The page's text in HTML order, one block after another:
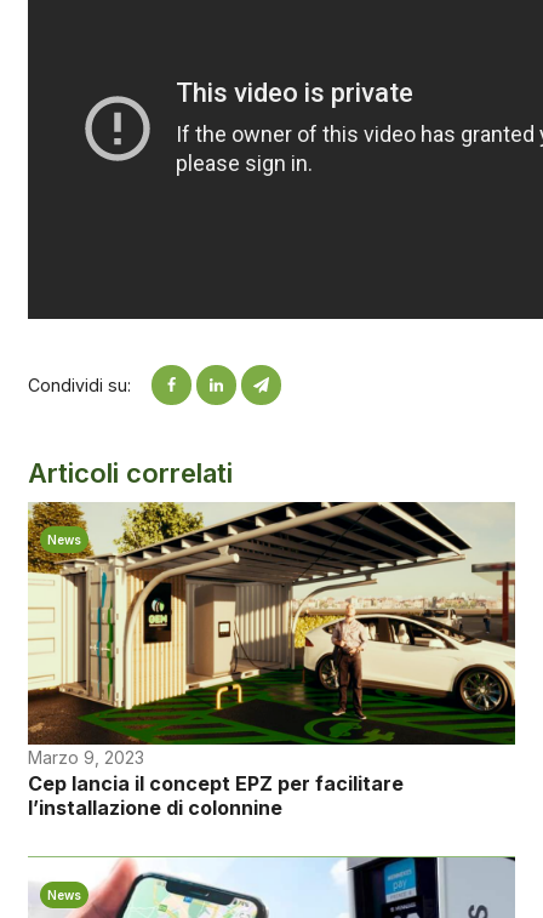
Condividi su:
Articoli correlati
News
Marzo 9, 2023
Cep lancia il concept EPZ per facilitare
l’installazione di colonnine
News